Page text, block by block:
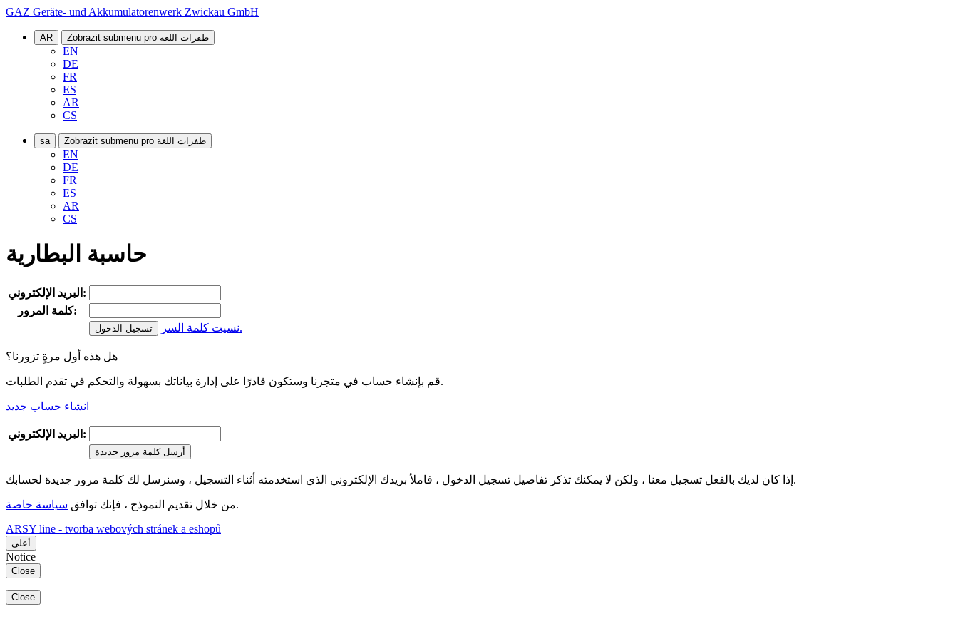
GAZ Geräte- und Akkumulatorenwerk Zwickau GmbH
AR Zobrazit submenu pro طفرات اللغة
EN
DE
FR
ES
AR
CS
sa Zobrazit submenu pro طفرات اللغة
EN
DE
FR
ES
AR
CS
حاسبة البطارية
البريد الإلكتروني:
كلمة المرور:
نسيت كلمة السر.
هل هذه أول مرةٍ تزورنا؟
قم بإنشاء حساب في متجرنا وستكون قادرًا على إدارة بياناتك بسهولة والتحكم في تقدم الطلبات.
انشاء حساب جديد
البريد الإلكتروني:
أرسل كلمة مرور جديدة
إذا كان لديك بالفعل تسجيل معنا ، ولكن لا يمكنك تذكر تفاصيل تسجيل الدخول ، فاملأ بريدك الإلكتروني الذي استخدمته أثناء التسجيل ، وسنرسل لك كلمة مرور جديدة لحسابك.
من خلال تقديم النموذج ، فإنك توافق سياسة خاصة
.
ARSY line - tvorba webových stránek a eshopů
أعلى
Notice
Close
Close